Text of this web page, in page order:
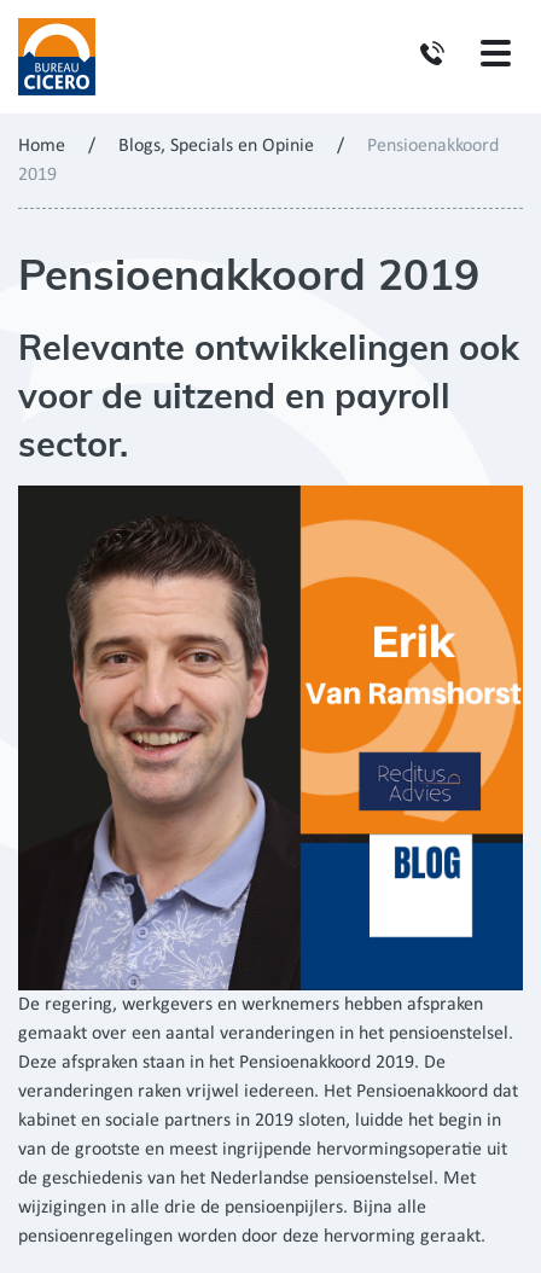
Home / Blogs, Specials en Opinie /
Pensioenakkoord
2019
Pensioenakkoord 2019
Relevante ontwikkelingen ook
voor de uitzend en payroll
sector.
De regering, werkgevers en werknemers hebben afspraken
gemaakt over een aantal veranderingen in het pensioenstelsel.
Deze afspraken staan in het Pensioenakkoord 2019. De
veranderingen raken vrijwel iedereen. Het Pensioenakkoord dat
kabinet en sociale partners in 2019 sloten, luidde het begin in
van de grootste en meest ingrijpende hervormingsoperatie uit
de geschiedenis van het Nederlandse pensioenstelsel. Met
wijzigingen in alle drie de pensioenpijlers. Bijna alle
pensioenregelingen worden door deze hervorming geraakt.